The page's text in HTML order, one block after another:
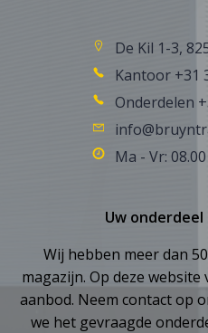
De Kil 1-3,
Kantoor +31
Onderdelen
Ma - Vr:
Uw
Wij hebben meer dan
magazijn. Op deze
aanbod. Neem contact op
we het gevraagde